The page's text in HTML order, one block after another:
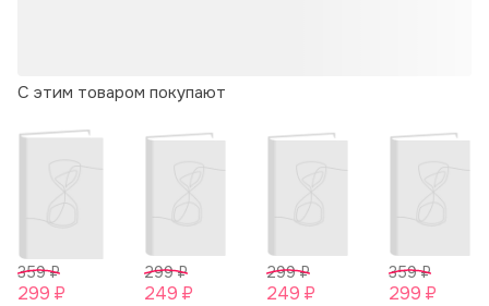
С этим товаром покупают
359 ₽
299 ₽
299 ₽
249 ₽
299 ₽
249 ₽
359 ₽
299 ₽